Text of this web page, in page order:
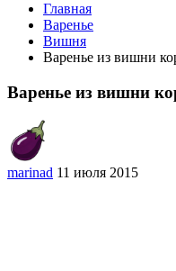
Главная
Варенье
Вишня
Варенье из вишни
Варенье из вишни
marinad 11 июля 2015